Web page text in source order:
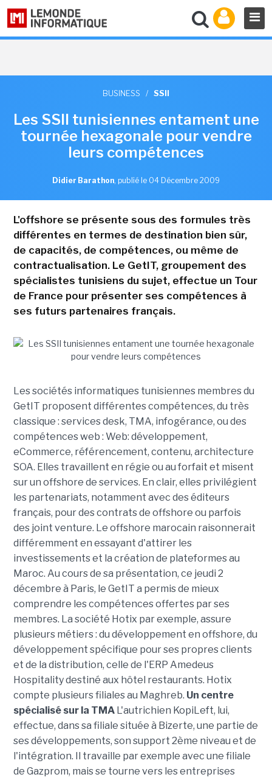
BUSINESS / SSII
Les SSII tunisiennes entament une
tournée hexagonale pour vendre
leurs compétences
Didier Barathon, publié le 04 Décembre 2009
L'offshore se présente sous des formules très
différentes en termes de destination bien sûr,
de capacités, de compétences, ou même de
contractualisation. Le GetIT, groupement des
spécialistes tunisiens du sujet, effectue un Tour
de France pour présenter ses compétences à
ses futurs partenaires français.
Les sociétés informatiques tunisiennes membres du
GetIT proposent différentes compétences, du très
classique : services desk, TMA, infogérance, ou des
compétences web : Web: développement,
eCommerce, référencement, contenu, architecture
SOA. Elles travaillent en régie ou au forfait et misent
sur un offshore de services. En clair, elles privilégient
les partenariats, notamment avec des éditeurs
français, pour des contrats de offshore ou parfois
des joint venture. Le offshore marocain raisonnerait
différemment en essayant d'attirer les
investissements et la création de plateformes au
Maroc. Au cours de sa présentation, ce jeudi 2
décembre à Paris, le GetIT a permis de mieux
comprendre les compétences offertes par ses
membres. La société Hotix par exemple, assure
plusieurs métiers : du développement en offshore, du
développement spécifique pour ses propres clients
et de la distribution, celle de l'ERP Amedeus
Hospitality destiné aux hôtel restaurants. Hotix
compte plusieurs filiales au Maghreb. Un centre
spécialisé sur la TMAL'autrichien KopiLeft, lui,
effectue, dans sa filiale située à Bizerte, une partie de
ses développements, son support 2ème niveau et de
l'intégration. Il travaille par exemple avec une filiale
de Gazprom, mais se tourne vers les entreprises